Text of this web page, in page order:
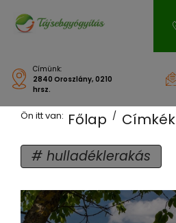
Címünk:
2840 Oroszlány, 0210
hrsz.
Ön itt van: Főlap Címkék
hulladéklerakás